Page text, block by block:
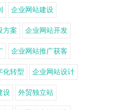
企业网站建设
方案 企业网站开发
企业网站推广获客
化转型 企业网站设计
设 外贸独立站